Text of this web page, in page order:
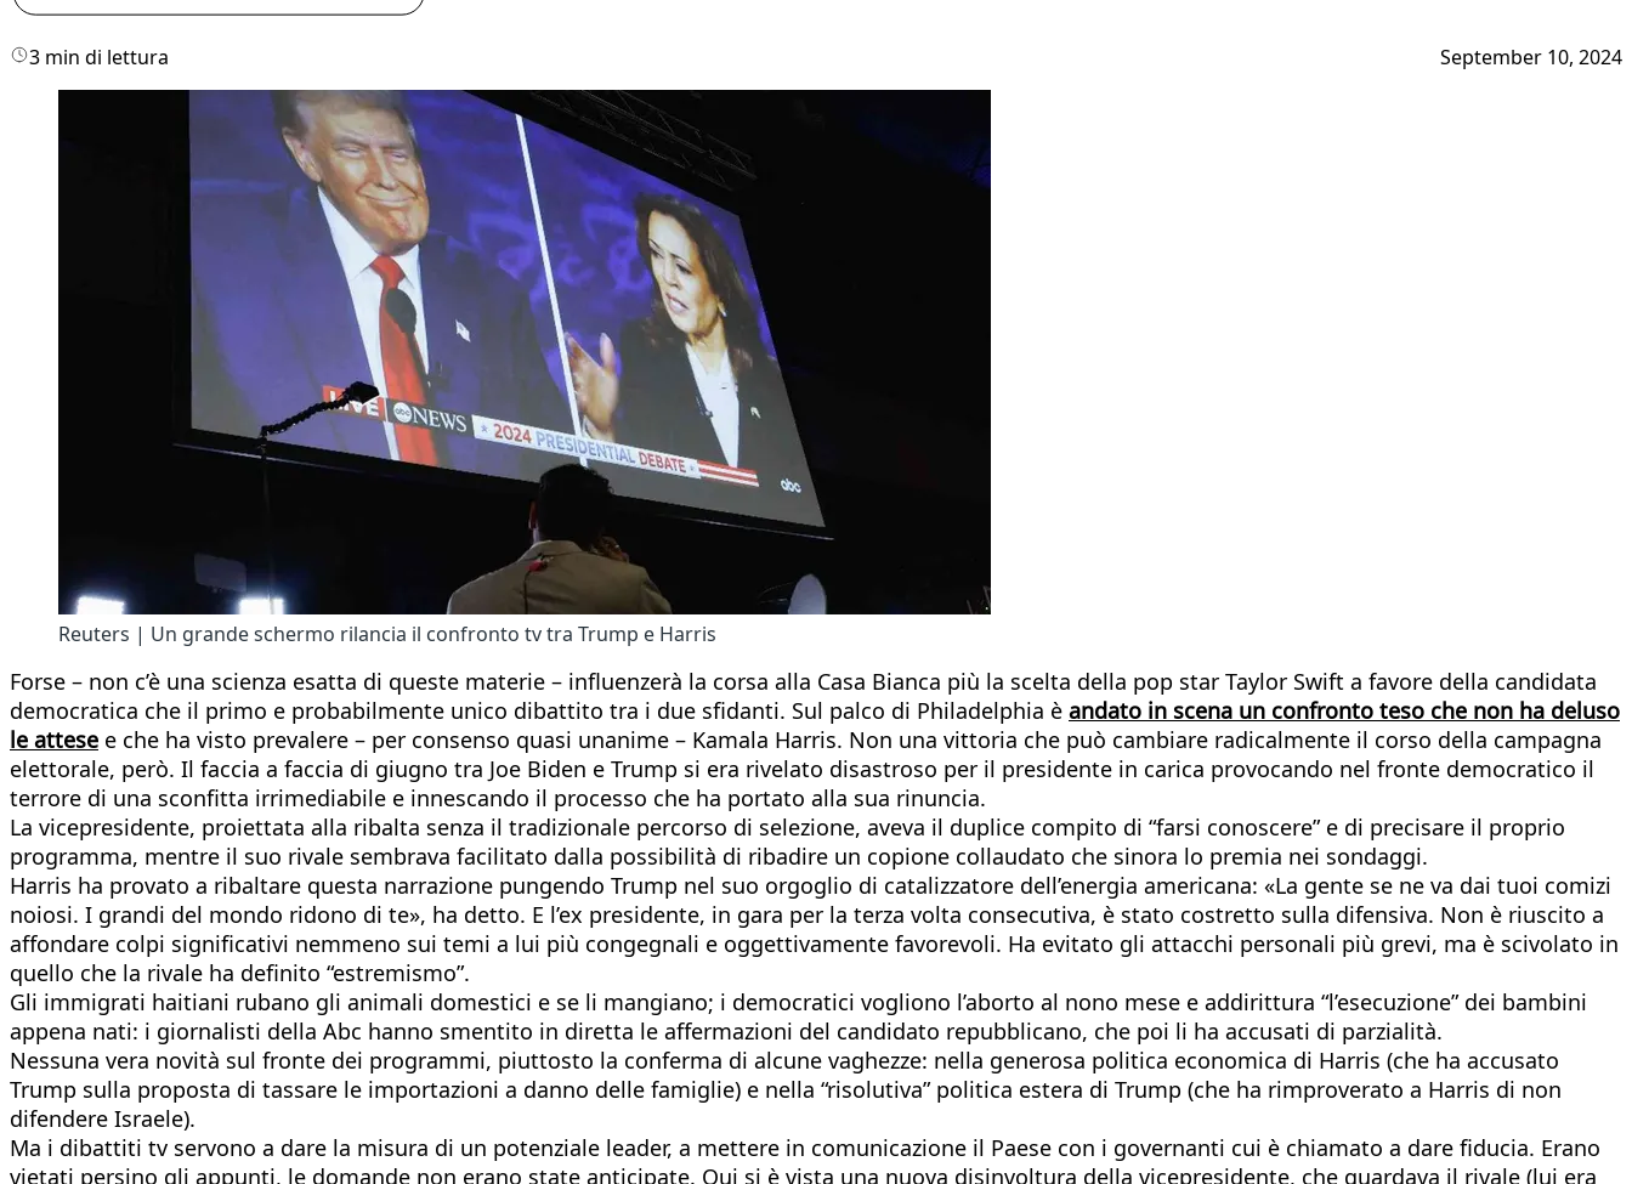
3 min di lettura September 10, 2024
Reuters | Un grande schermo rilancia il confronto tv tra Trump e Harris
Forse – non c’è una scienza esatta di queste materie – influenzerà la corsa alla Casa Bianca più la scelta della pop star Taylor Swift a favore della candidata
democratica che il primo e probabilmente unico dibattito tra i due sfidanti. Sul palco di Philadelphia è andato in scena un confronto teso che non ha deluso
le attese e che ha visto prevalere – per consenso quasi unanime – Kamala Harris. Non una vittoria che può cambiare radicalmente il corso della campagna
elettorale, però. Il faccia a faccia di giugno tra Joe Biden e Trump si era rivelato disastroso per il presidente in carica provocando nel fronte democratico il
terrore di una sconfitta irrimediabile e innescando il processo che ha portato alla sua rinuncia.
La vicepresidente, proiettata alla ribalta senza il tradizionale percorso di selezione, aveva il duplice compito di “farsi conoscere” e di precisare il proprio
programma, mentre il suo rivale sembrava facilitato dalla possibilità di ribadire un copione collaudato che sinora lo premia nei sondaggi.
Harris ha provato a ribaltare questa narrazione pungendo Trump nel suo orgoglio di catalizzatore dell’energia americana: «La gente se ne va dai tuoi comizi
noiosi. I grandi del mondo ridono di te», ha detto. E l’ex presidente, in gara per la terza volta consecutiva, è stato costretto sulla difensiva. Non è riuscito a
affondare colpi significativi nemmeno sui temi a lui più congegnali e oggettivamente favorevoli. Ha evitato gli attacchi personali più grevi, ma è scivolato in
quello che la rivale ha definito “estremismo”.
Gli immigrati haitiani rubano gli animali domestici e se li mangiano; i democratici vogliono l’aborto al nono mese e addirittura “l’esecuzione” dei bambini
appena nati: i giornalisti della Abc hanno smentito in diretta le affermazioni del candidato repubblicano, che poi li ha accusati di parzialità.
Nessuna vera novità sul fronte dei programmi, piuttosto la conferma di alcune vaghezze: nella generosa politica economica di Harris (che ha accusato
Trump sulla proposta di tassare le importazioni a danno delle famiglie) e nella “risolutiva” politica estera di Trump (che ha rimproverato a Harris di non
difendere Israele).
Ma i dibattiti tv servono a dare la misura di un potenziale leader, a mettere in comunicazione il Paese con i governanti cui è chiamato a dare fiducia. Erano
vietati persino gli appunti, le domande non erano state anticipate. Qui si è vista una nuova disinvoltura della vicepresidente, che guardava il rivale (lui era